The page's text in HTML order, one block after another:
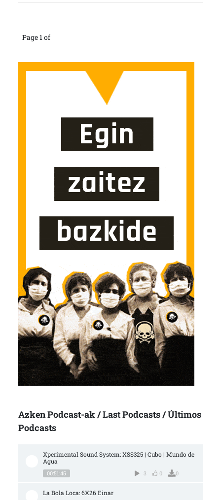
Page 1 of
Azken Podcast-ak / Last Podcasts / Últimos
Podcasts
Xperimental Sound System: XSS325 | Cubo | Mundo de
Agua
00:51:45 3 0 0
La Bola Loca: 6X26 Einar